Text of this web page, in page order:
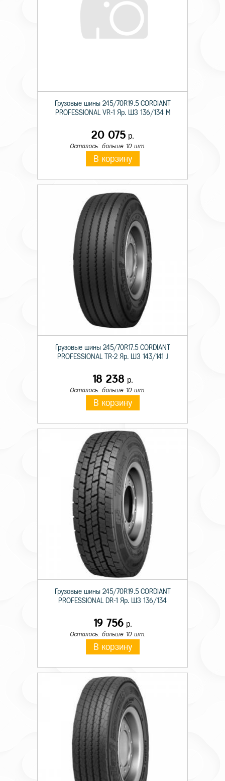
Грузовые шины 245/70R19.5 CORDIANT
PROFESSIONAL VR-1 Яр. ШЗ 136/134 M
20 075р.
Осталось: больше 10 шт.
В корзину
Грузовые шины 245/70R17.5 CORDIANT
PROFESSIONAL TR-2 Яр. ШЗ 143/141 J
18 238 р.
Осталось: больше 10 шт.
В корзину
Грузовые шины 245/70R19.5 CORDIANT
PROFESSIONAL DR-1 Яр. ШЗ 136/134
19 756р.
Осталось: больше 10 шт.
В корзину